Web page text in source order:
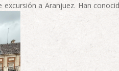
a Aranjuez. Han